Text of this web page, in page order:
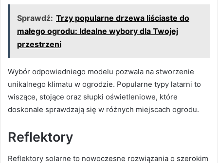
Sprawdź: Trzy popularne drzewa liściaste do
małego ogrodu: Idealne wybory dla Twojej
przestrzeni
Wybór odpowiedniego modelu pozwala na stworzenie
unikalnego klimatu w ogrodzie. Popularne typy latarni to
wiszące, stojące oraz słupki oświetleniowe, które
doskonale sprawdzają się w różnych miejscach ogrodu.
Reflektory
Reflektory solarne to nowoczesne rozwiązania o szerokim